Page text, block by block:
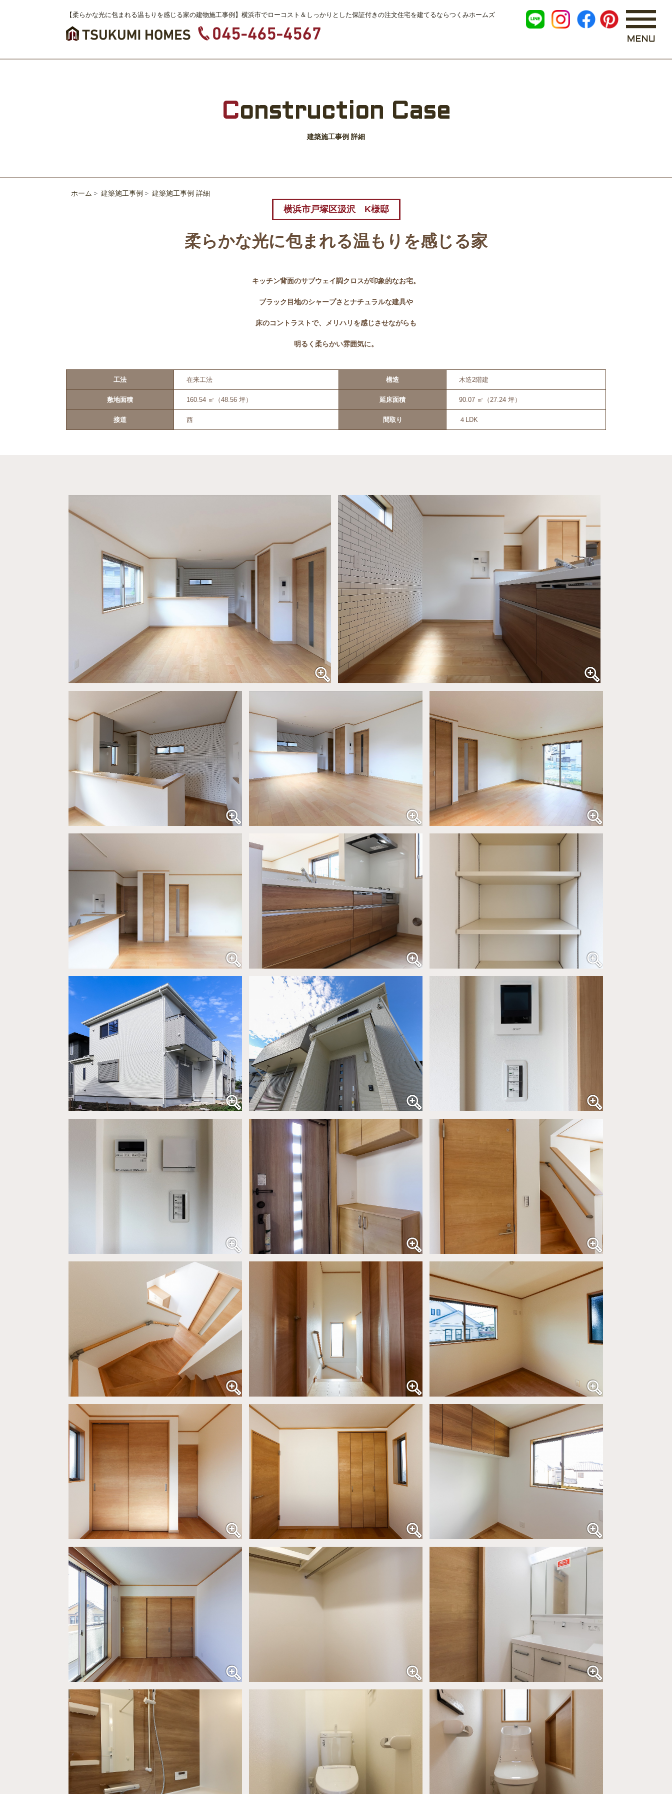
【柔らかな光に包まれる温もりを感じる家の建物施工事例】横浜市でローコスト＆しっかりとした保証付きの注文住宅を建てるならつくみホームズ
Construction Case
建築施工事例 詳細
ホーム 建築施工事例 建築施工事例 詳細
横浜市戸塚区汲沢 K様邸
柔らかな光に包まれる温もりを感じる家
キッチン背面のサブウェイ調クロスが印象的なお宅。
ブラック目地のシャープさとナチュラルな建具や
床のコントラストで、メリハリを感じさせながらも
明るく柔らかい雰囲気に。
工法 在来工法 構造 木造2階建
敷地面積 160.54 ㎡（48.56 坪） 延床面積 90.07 ㎡（27.24 坪）
接道 西 間取り ４LDK